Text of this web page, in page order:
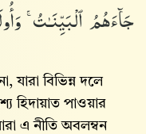
جَآءَهُمُ ٱلْبَيِّنَـٰتُ
বিভিন্ন দলে
হিদায়াত পাওয়ার
এ নীতি অবলম্বন